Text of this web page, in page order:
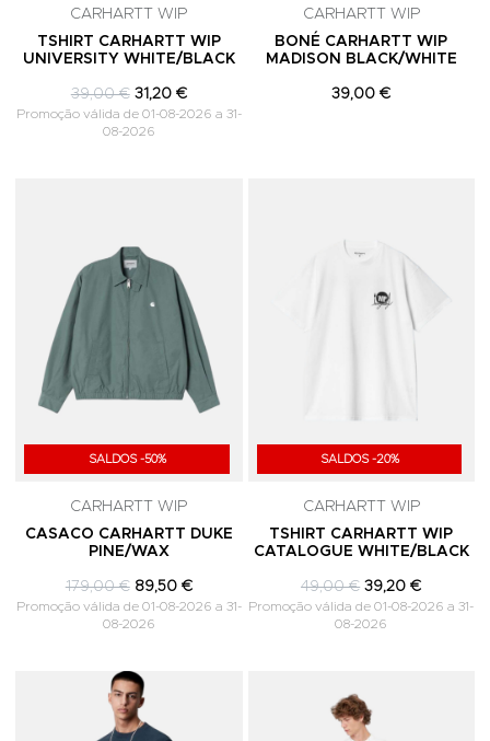
CARHARTT WIP
TSHIRT CARHARTT WIP
UNIVERSITY WHITE/BLACK
39,00 € 31,20 €
Promoção válida de 01-08-2026 a 31-
08-2026
CARHARTT WIP
BONÉ CARHARTT WIP
MADISON BLACK/WHITE
39,00 €
SALDOS -50%
CARHARTT WIP
CASACO CARHARTT DUKE
PINE/WAX
179,00 € 89,50 €
Promoção válida de 01-08-2026 a 31-
08-2026
SALDOS -20%
CARHARTT WIP
TSHIRT CARHARTT WIP
CATALOGUE WHITE/BLACK
49,00 € 39,20 €
Promoção válida de 01-08-2026 a 31-
08-2026